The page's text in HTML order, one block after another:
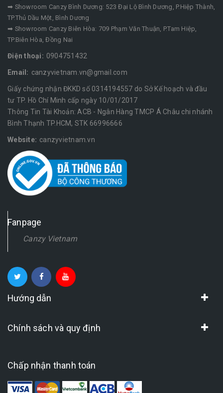
➡ Showroom Canzy Bình Dương: 523 Đại Lộ Bình Dương, P.Hiệp Thành,
TP.Thủ Dầu Một, Bình Dương
➡ Showroom Canzy Biên Hòa: 709 Phạm Văn Thuận, P.Tam Hiệp,
TP.Biên Hòa, Đồng Nai
Điện thoại: 0904751432
Email: canzyvietnam.vn@gmail.com
Giấy chứng nhận ĐKKD số 0314194557 do Sở Kế hoạch và đầu
tư TP. Hồ Chí Minh cấp ngày 10/01/2017
Thông Tin Tài Khoản: ACB - Ngân Hàng TMCP Á Châu chi nhánh
Bình Thạnh TP.HCM, STK 66996666
Website: canzyvietnam.vn
Fanpage
Canzy Vietnam
Hướng dẫn
Chính sách và quy định
Chấp nhận thanh toán